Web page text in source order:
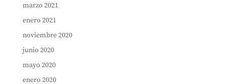
marzo 2021
enero 2021
noviembre 2020
junio 2020
mayo 2020
enero 2020